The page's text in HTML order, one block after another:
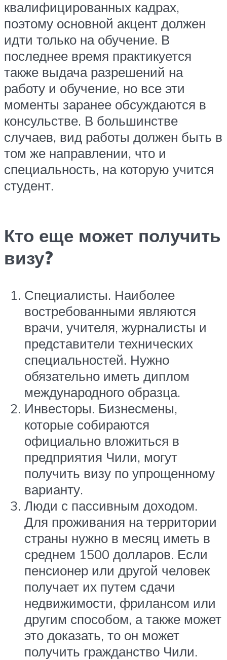
квалифицированных кадрах,
поэтому основной акцент должен
идти только на обучение. В
последнее время практикуется
также выдача разрешений на
работу и обучение, но все эти
моменты заранее обсуждаются в
консульстве. В большинстве
случаев, вид работы должен быть в
том же направлении, что и
специальность, на которую учится
студент.
Кто еще может получить
визу?
Специалисты. Наиболее
востребованными являются
врачи, учителя, журналисты и
представители технических
специальностей. Нужно
обязательно иметь диплом
международного образца.
Инвесторы. Бизнесмены,
которые собираются
официально вложиться в
предприятия Чили, могут
получить визу по упрощенному
варианту.
Люди с пассивным доходом.
Для проживания на территории
страны нужно в месяц иметь в
среднем 1500 долларов. Если
пенсионер или другой человек
получает их путем сдачи
недвижимости, фрилансом или
другим способом, а также может
это доказать, то он может
получить гражданство Чили.